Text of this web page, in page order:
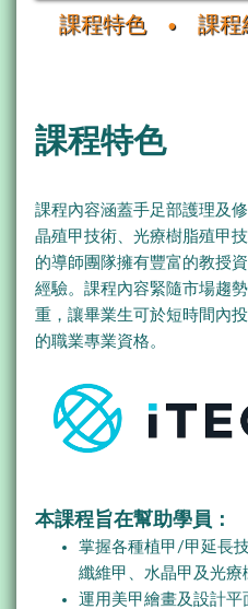
課程特色 • 課程
課程特色
課程內容涵蓋手足部護理及
晶殖甲技術、光療樹脂殖甲
的導師團隊擁有豐富的教授
經驗。課程內容緊隨市場趨
重，讓畢業生可於短時間內
的職業專業資格。
本課程旨在幫助學員：
掌握各種植甲/甲延長
纖維甲、水晶甲及光療
運用美甲繪畫及設計平